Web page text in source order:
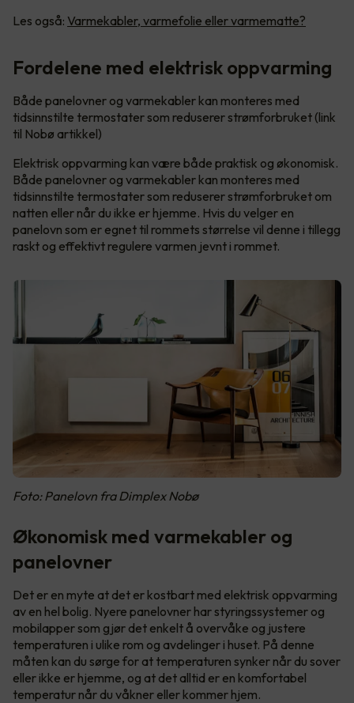
Les også: Varmekabler, varmefolie eller varmematte?
Fordelene med elektrisk oppvarming
Både panelovner og varmekabler kan monteres med
tidsinnstilte termostater som reduserer strømforbruket (link
til Nobø artikkel)
Elektrisk oppvarming kan være både praktisk og økonomisk.
Både panelovner og varmekabler kan monteres med
tidsinnstilte termostater som reduserer strømforbruket om
natten eller når du ikke er hjemme. Hvis du velger en
panelovn som er egnet til rommets størrelse vil denne i tillegg
raskt og effektivt regulere varmen jevnt i rommet.
Foto: Panelovn fra Dimplex Nobø
Økonomisk med varmekabler og
panelovner
Det er en myte at det er kostbart med elektrisk oppvarming
av en hel bolig. Nyere panelovner har styringssystemer og
mobilapper som gjør det enkelt å overvåke og justere
temperaturen i ulike rom og avdelinger i huset. På denne
måten kan du sørge for at temperaturen synker når du sover
eller ikke er hjemme, og at det alltid er en komfortabel
temperatur når du våkner eller kommer hjem.